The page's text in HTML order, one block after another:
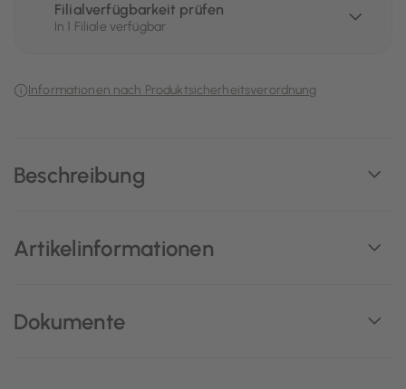
Beschreibung
Artikelinformationen
Dokumente
Filialverfügbarkeit prüfen
In 1 Filiale verfügbar
Informationen nach Produktsicherheitsverordnung